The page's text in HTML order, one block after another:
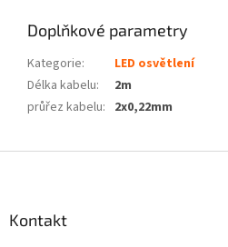
Doplňkové parametry
Kategorie:
LED osvětlení
Délka kabelu:
2m
průřez kabelu: 2x0,22mm
Kontakt